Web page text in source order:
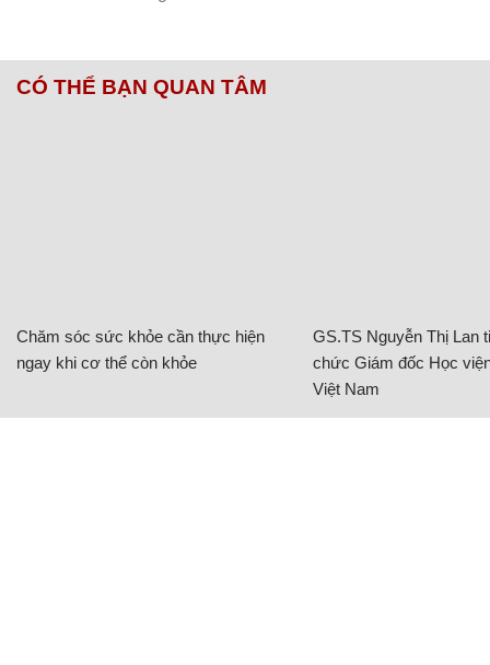
CÓ THỂ BẠN QUAN TÂM
Chăm sóc sức khỏe cần thực hiện
ngay khi cơ thể còn khỏe
GS.TS Nguyễn Thị Lan
chức Giám đốc Học
Việt Nam